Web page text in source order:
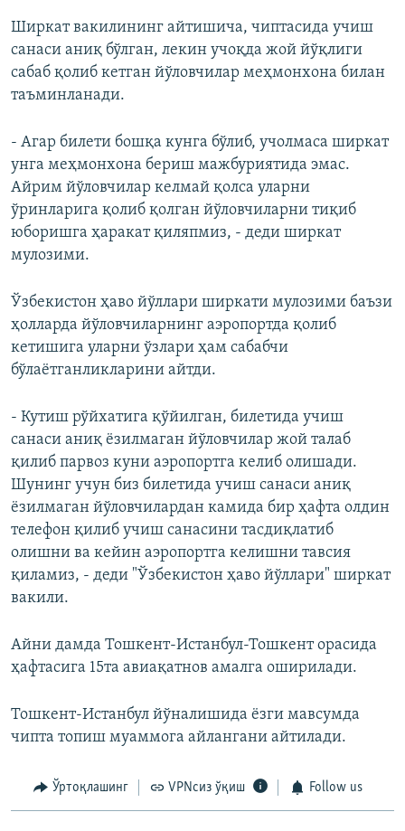
Ширкат вакилининг айтишича, чиптасида учиш
санаси аниқ бўлган, лекин учоқда жой йўқлиги
сабаб қолиб кетган йўловчилар меҳмонхона билан
таъминланади.
- Агар билети бошқа кунга бўлиб, учолмаса ширкат
унга меҳмонхона бериш мажбуриятида эмас.
Айрим йўловчилар келмай қолса уларни
ўринларига қолиб қолган йўловчиларни тиқиб
юборишга ҳаракат қиляпмиз, - деди ширкат
мулозими.
Ўзбекистон ҳаво йўллари ширкати мулозими баъзи
ҳолларда йўловчиларнинг аэропортда қолиб
кетишига уларни ўзлари ҳам сабабчи
бўлаётганликларини айтди.
- Кутиш рўйхатига қўйилган, билетида учиш
санаси аниқ ёзилмаган йўловчилар жой талаб
қилиб парвоз куни аэропортга келиб олишади.
Шунинг учун биз билетида учиш санаси аниқ
ёзилмаган йўловчилардан камида бир ҳафта олдин
телефон қилиб учиш санасини тасдиқлатиб
олишни ва кейин аэропортга келишни тавсия
қиламиз, - деди "Ўзбекистон ҳаво йўллари" ширкат
вакили.
Айни дамда Тошкент-Истанбул-Тошкент орасида
ҳафтасига 15та авиақатнов амалга оширилади.
Тошкент-Истанбул йўналишида ёзги мавсумда
чипта топиш муаммога айлангани айтилади.
Ўртоқлашинг VPNсиз ўқиш Follow us